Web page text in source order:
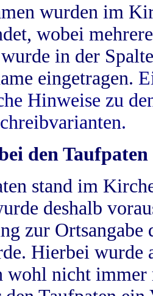
wurden im
wobei
in der
eingetragen.
Hinweise zu
den Taufpaten
stand im
deshalb
zur
Hierbei wurde
wohl nicht